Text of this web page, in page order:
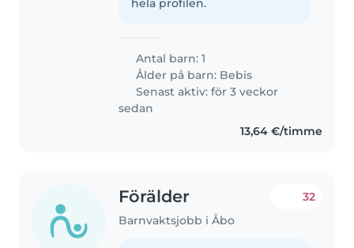
Antal barn: 1
Ålder på barn: Bebis
Senast aktiv: för 3 veckor
sedan
13,64 €/timme
Förälder
Barnvaktsjobb i Åbo
32